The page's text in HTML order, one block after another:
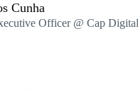
Cunha
Officer @ Cap Digital